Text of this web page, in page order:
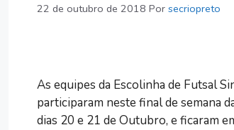
22 de outubro de 2018 Por secriopreto
As equipes da Escolinha de Futsal
participaram neste final de semana
dias 20 e 21 de Outubro, e ficaram